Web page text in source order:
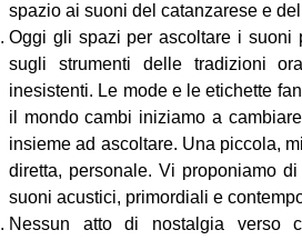
spazio ai suoni del catanzarese e
Oggi gli spazi per ascoltare i suoni
sugli strumenti delle tradizioni
inesistenti. Le mode e le etichette
il mondo cambi iniziamo a
insieme ad ascoltare. Una piccola,
diretta, personale. Vi proponiamo
suoni acustici, primordiali e
Nessun atto di nostalgia verso